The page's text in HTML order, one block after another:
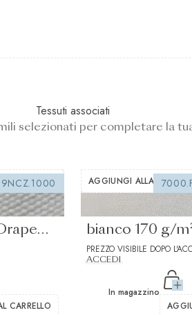
Tessuti associati
selezionati per completare la
CARRELLO
AGGIUNGI ALLA LISTA
Interfodera
bianco 170 g/
Drappeggio
PREZZO VISIBILE DOPO
ACCEDI
In magazzino